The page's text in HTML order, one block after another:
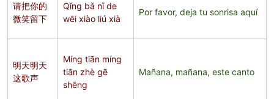
请把你的
微笑留下
Qǐng bǎ nǐ de
wēi xiào liú xià
Por favor, deja tu sonrisa aquí
明天明天
这歌声
Míng tiān míng
tiān zhè gē
shēng
Mañana, mañana, este canto